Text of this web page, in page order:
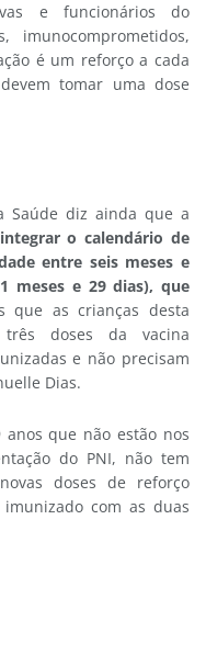
e funcionários do
imunocomprometidos,
é um reforço a cada
tomar uma dose
Saúde diz ainda que a
o calendário de
entre seis meses e
meses e 29 dias), que
que as crianças desta
doses da vacina
e não precisam
Dias.
que não estão nos
do PNI, não tem
doses de reforço
com as duas